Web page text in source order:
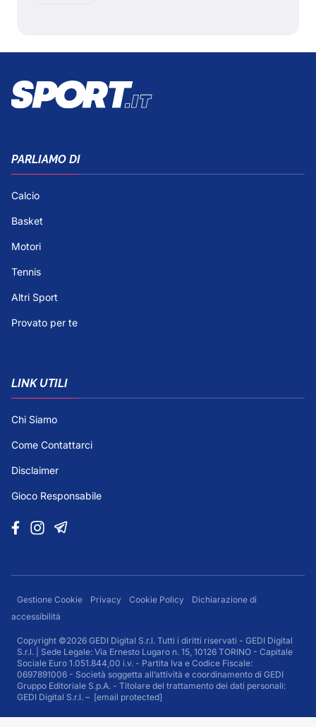
PARLIAMO DI
Calcio
Basket
Motori
Tennis
Altri Sport
Provato per te
LINK UTILI
Chi Siamo
Come Contattarci
Disclaimer
Gioco Responsabile
Gestione Cookie Privacy Cookie Policy
Dichiarazione di
accessibilità
Copyright ©2026 GEDI Digital S.r.l. Tutti i diritti riservati - GEDI Digital
S.r.l. | Sede Legale: Via Ernesto Lugaro n. 15, 10126 TORINO - Capitale
Sociale Euro 1.051.844,00 i.v. - Partita Iva e Codice Fiscale:
0697891006 - Società soggetta all’attività e coordinamento di GEDI
Gruppo Editoriale S.p.A. - Titolare del trattamento dei dati personali:
GEDI Digital S.r.l. – [email protected]